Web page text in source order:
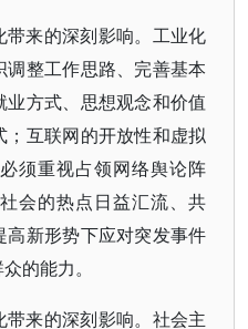
来的深刻影响。工业化
整工作思路、完善基本
方式、思想观念和价值
互联网的开放性和虚拟
须重视占领网络舆论阵
会的热点日益汇流、共
新形势下应对突发事件
的能力。
来的深刻影响。社会主